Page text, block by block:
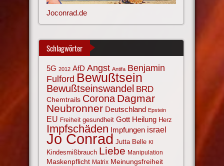
Joconrad.de
Schlagwörter
5G 2012 AfD Angst Antifa Benjamin
Fulford Bewußtsein
Bewußtseinswandel BRD
Chemtrails Corona Dagmar
Neubronner Deutschland Epstein
EU Freiheit gesundheit Gott Heilung Herz
Impfschäden Impfungen israel
Jo Conrad Jutta Belle KI
Kindesmißbrauch Liebe Manipulation
Maskenpflicht Matrix Meinungsfreiheit